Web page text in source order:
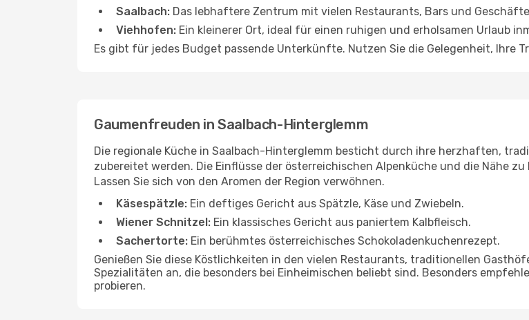
Saalbach: Das lebhaftere Zentrum mit vielen Restaurants, Bars und
Viehhofen: Ein kleinerer Ort, ideal für einen ruhigen und erholsamen Urlaub
Es gibt für jedes Budget passende Unterkünfte. Nutzen Sie die Gelegenheit, Ihre
Gaumenfreuden in Saalbach-Hinterglemm
Die regionale Küche in Saalbach-Hinterglemm besticht durch ihre herzhaften,
zubereitet werden. Die Einflüsse der österreichischen Alpenküche und die Nähe
Lassen Sie sich von den Aromen der Region verwöhnen.
Käsespätzle: Ein deftiges Gericht aus Spätzle, Käse und Zwiebeln.
Wiener Schnitzel: Ein klassisches Gericht aus paniertem Kalbfleisch.
Sachertorte: Ein berühmtes österreichisches Schokoladenkuchenrezept.
Genießen Sie diese Köstlichkeiten in den vielen Restaurants, traditionellen
Spezialitäten an, die besonders bei Einheimischen beliebt sind. Besonders
probieren.